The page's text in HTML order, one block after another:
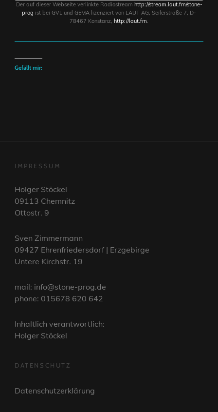
Der auf dieser Webseite verlinkte Radiostream http://stream.laut.fm/stone-
prog ist bei GVL und GEMA lizenziert von LAUT AG, Seilerstraße 7, D-
78467 Konstanz, http://laut.fm.
Gefällt mir:
IMPRESSUM
Holger Stöckel
09113 Chemnitz
Ottostr. 9
Sven Zimmermann
09427 Ehrenfriedersdorf | Erzgebirge
Untere Kirchstr. 19
mail: info@stone-prog.de
phone: 015678 620 642
Inhaltlich verantwortlich:
Holger Stöckel
DATENSCHUTZ
Datenschutzerklärung